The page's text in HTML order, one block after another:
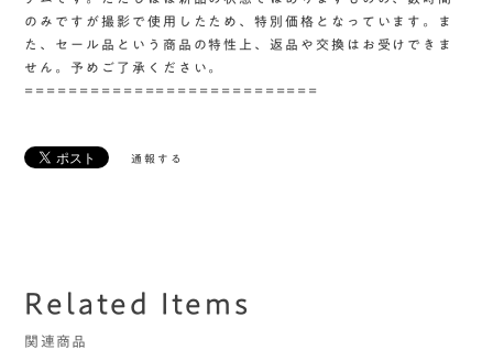
のみですが撮影で使用したため、特別価格となっています。ま
た、セール品という商品の特性上、返品や交換はお受けできま
せん。予めご了承ください。
===========================
通報する
Related Items
関連商品